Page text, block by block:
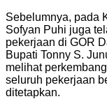
Sebelumnya, pada
Sofyan Puhi juga
pekerjaan di GOR
Bupati Tonny S.
melihat
seluruh pekerjaan
ditetapkan.